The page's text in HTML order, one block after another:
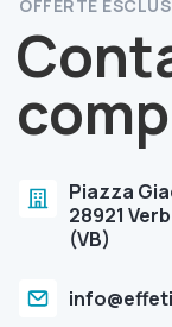
OFFERTE
Piazza
28921
(VB)